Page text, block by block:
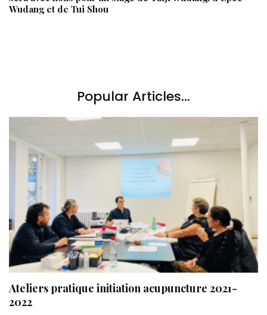
Wudang et de Tui Shou
Popular Articles...
Ateliers pratique initiation acupuncture 2021-
2022